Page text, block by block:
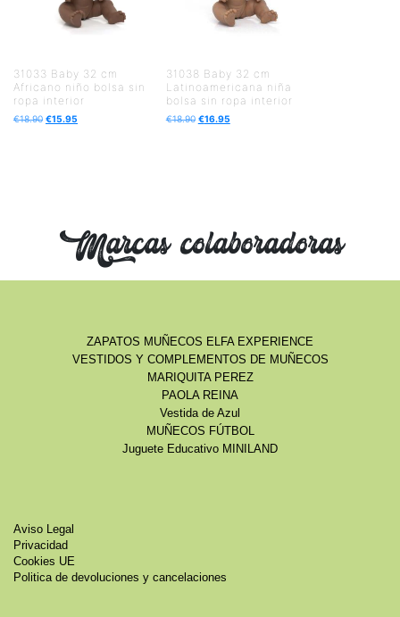
31033 Baby 32 cm
Africano niño bolsa sin
ropa interior
€18.90 €15.95
31038 Baby 32 cm
Latinoamericana niña
bolsa sin ropa interior
€18.90 €16.95
Marcas colaboradoras
ZAPATOS MUÑECOS ELFA EXPERIENCE
VESTIDOS Y COMPLEMENTOS DE MUÑECOS
MARIQUITA PEREZ
PAOLA REINA
Vestida de Azul
MUÑECOS FÚTBOL
Juguete Educativo MINILAND
Aviso Legal
Privacidad
Cookies UE
Politica de devoluciones y cancelaciones